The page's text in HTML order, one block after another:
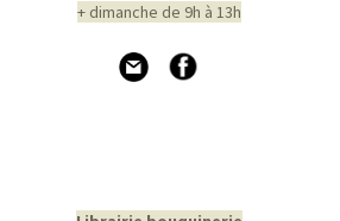
+ dimanche de 9h à 13h